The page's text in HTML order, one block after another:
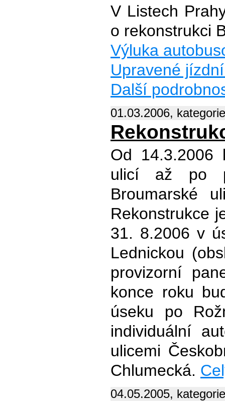
V Listech
o rekonstrukci
Výluka
Upravené
Další
01.03.2006,
Od 14.3.2006
ulicí až po
Broumarské
Rekonstrukce
31. 8.2006 v
Lednickou
provizorní
konce roku
úseku po
individuální
ulicemi
Chlumecká.
04.05.2005,